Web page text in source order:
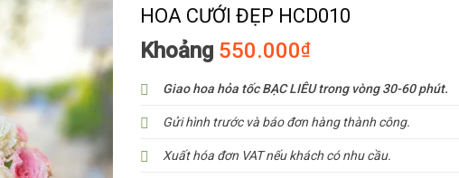
HOA CƯỚI ĐẸP HCD010
Khoảng 550.000₫
Giao hoa hỏa tốc BẠC LIÊU trong vòng 30-60 phút.
Gửi hình trước và báo đơn hàng thành công.
Xuất hóa đơn VAT nếu khách có nhu cầu.